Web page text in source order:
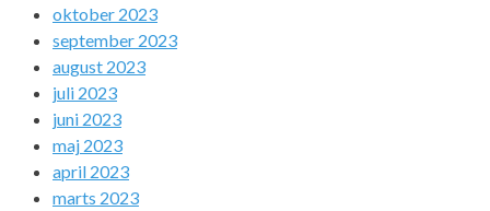
oktober 2023
september 2023
august 2023
juli 2023
juni 2023
maj 2023
april 2023
marts 2023